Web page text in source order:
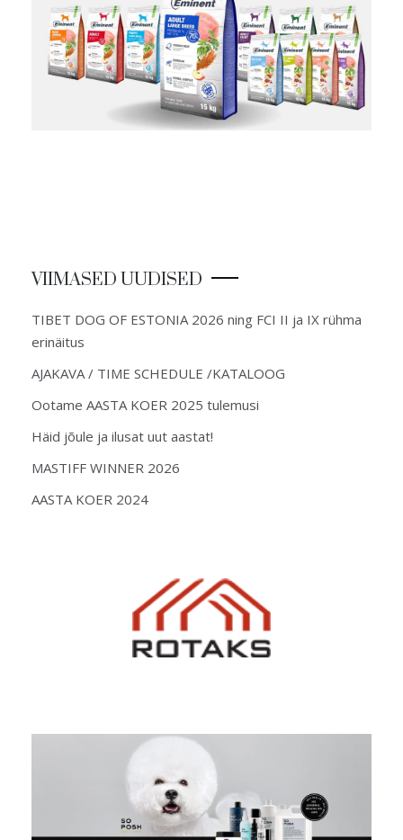
VIIMASED UUDISED
TIBET DOG OF ESTONIA 2026 ning FCI II ja IX rühma
erinäitus
AJAKAVA / TIME SCHEDULE /KATALOOG
Ootame AASTA KOER 2025 tulemusi
Häid jõule ja ilusat uut aastat!
MASTIFF WINNER 2026
AASTA KOER 2024